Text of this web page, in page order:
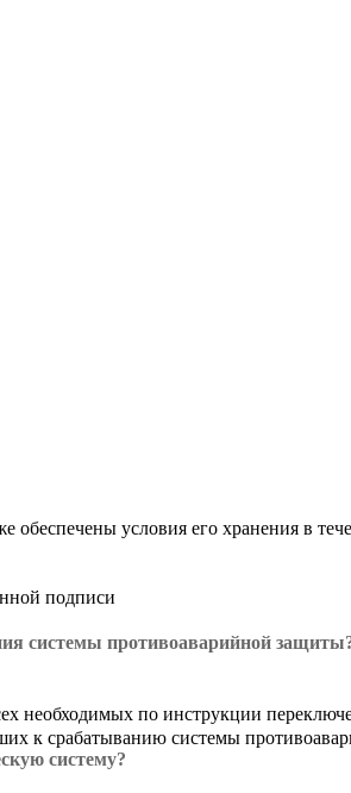
условия его хранения в
подписи
системы противоаварийной
необходимых по инструкции
к срабатыванию системы
систему?